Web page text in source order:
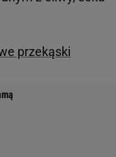
przekąski